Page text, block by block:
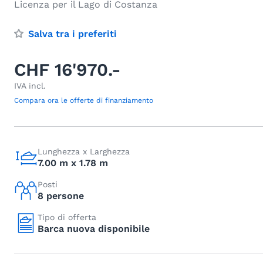
Licenza per il Lago di Costanza
Salva tra i preferiti
CHF 16'970.-
IVA incl.
Compara ora le offerte di finanziamento
Lunghezza x Larghezza
7.00 m x 1.78 m
Posti
8 persone
Tipo di offerta
Barca nuova disponibile